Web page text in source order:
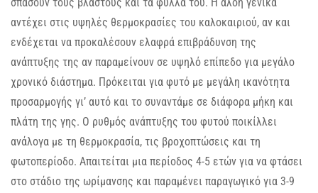
αντέχει στις υψηλές θερμοκρασίες του καλοκαιριού, αν και
ενδέχεται να προκαλέσουν ελαφρά επιβράδυνση της
ανάπτυξης της αν παραμείνουν σε υψηλό επίπεδο για μεγάλο
χρονικό διάστημα. Πρόκειται για φυτό με μεγάλη ικανότητα
προσαρμογής γι’ αυτό και το συναντάμε σε διάφορα μήκη και
πλάτη της γης. Ο ρυθμός ανάπτυξης του φυτού ποικίλλει
ανάλογα με τη θερμοκρασία, τις βροχοπτώσεις και τη
φωτοπερίοδο. Απαιτείται μια περίοδος 4-5 ετών για να φτάσει
στο στάδιο της ωρίμανσης και παραμένει παραγωγικό για 3-9